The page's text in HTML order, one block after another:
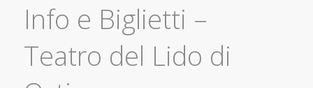
Info e Biglietti –
Teatro del Lido di